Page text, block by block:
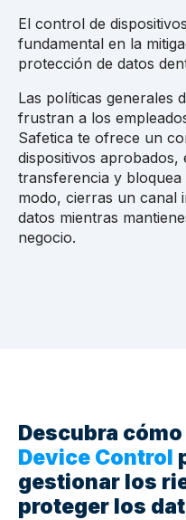
El control de
fundamental en la
protección de datos
Las políticas generales
frustran a los
Safetica te ofrece un
dispositivos aprobados,
transferencia y bloquea
modo, cierras un canal
datos mientras
negocio.
Descubra cómo
Device Control
gestionar los
proteger los